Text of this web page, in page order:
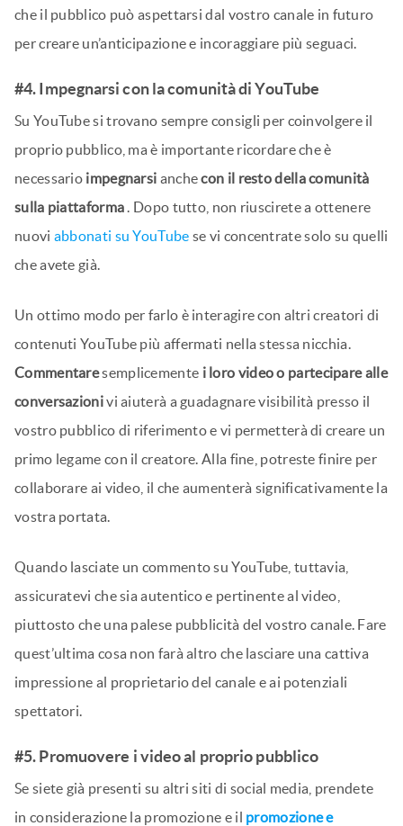
che il pubblico può aspettarsi dal vostro canale in futuro
per creare un’anticipazione e incoraggiare più seguaci.
#4. Impegnarsi con la comunità di YouTube
Su YouTube si trovano sempre consigli per coinvolgere il
proprio pubblico, ma è importante ricordare che è
necessario impegnarsi anchecon il resto della comunità
sulla piattaforma. Dopo tutto, non riuscirete a ottenere
nuovi abbonati su YouTube se vi concentrate solo su quelli
che avete già.
Un ottimo modo per farlo è interagire con altri creatori di
contenuti YouTube più affermati nella stessa nicchia.
Commentaresemplicemente i loro video o partecipare alle
conversazionivi aiuterà a guadagnare visibilità presso il
vostro pubblico di riferimento e vi permetterà di creare un
primo legame con il creatore. Alla fine, potreste finire per
collaborare ai video, il che aumenterà significativamente la
vostra portata.
Quando lasciate un commento su YouTube, tuttavia,
assicuratevi che sia autentico e pertinente al video,
piuttosto che una palese pubblicità del vostro canale. Fare
quest’ultima cosa non farà altro che lasciare una cattiva
impressione al proprietario del canale e ai potenziali
spettatori.
#5. Promuovere i video al proprio pubblico
Se siete già presenti su altri siti di social media, prendete
in considerazione la promozione e il promozione e